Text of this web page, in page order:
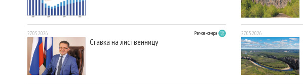
27.05.2026 Регион номера
Ставка на лиственницу
27.05.2026